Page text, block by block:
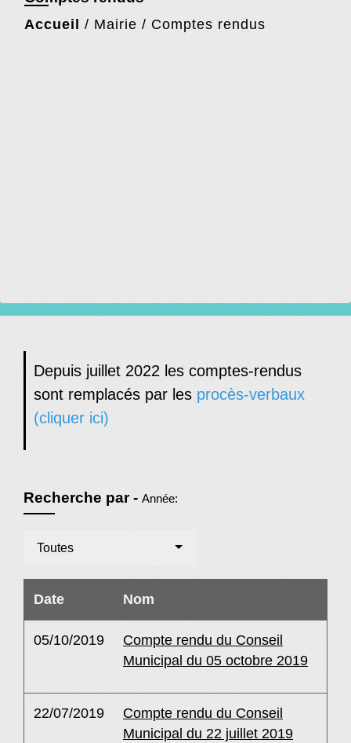
Accueil / Mairie / Comptes rendus
Depuis juillet 2022 les comptes-rendus
sont remplacés par les procès-verbaux
(cliquer ici)
Recherche par - Année:
Toutes
Date Nom
05/10/2019
Compte rendu du Conseil
Municipal du 05 octobre 2019
22/07/2019
Compte rendu du Conseil
Municipal du 22 juillet 2019